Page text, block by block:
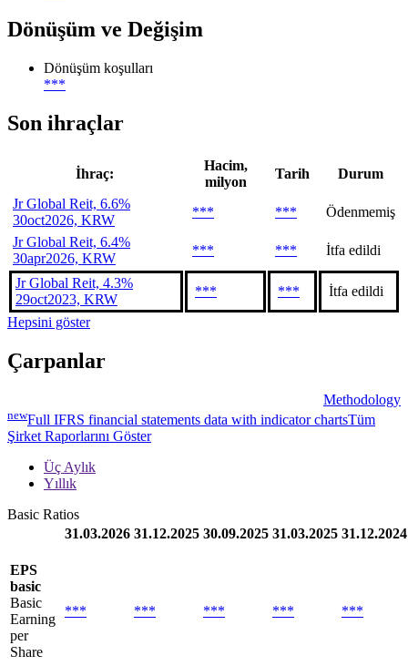
Dönüşüm ve Değişim
Dönüşüm koşulları
***
Son ihraçlar
İhraç:
Hacim,
milyon
Tarih
Durum
Jr Global Reit, 6.6%
30oct2026, KRW
*** ***
Ödenmemiş
Jr Global Reit, 6.4%
30apr2026, KRW
*** *** İtfa edildi
Jr Global Reit, 4.3%
29oct2023, KRW
*** ***
İtfa edildi
Hepsini göster
Çarpanlar
Methodology
newFull IFRS financial statements data with indicator chartsTüm
Şirket Raporlarını Göster
Üç Aylık
Yıllık
Basic Ratios
31.03.2026 31.12.2025 30.09.2025 31.03.2025 31.12.2024
EPS
basic
Basic
Earning
per
Share
*** *** *** *** ***